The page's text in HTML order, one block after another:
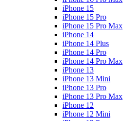
iPhone 15
iPhone 15 Pro
iPhone 15 Pro Max
iPhone 14
iPhone 14 Plus
iPhone 14 Pro
iPhone 14 Pro Max
iPhone 13
iPhone 13 Mini
iPhone 13 Pro
iPhone 13 Pro Max
iPhone 12
iPhone 12 Mini